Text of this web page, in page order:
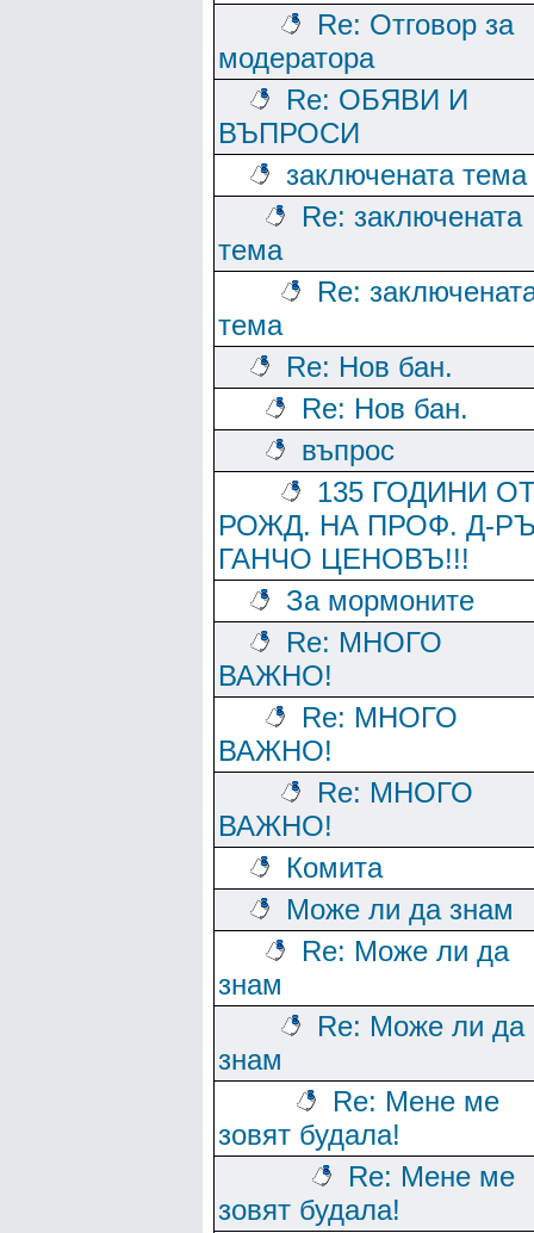
Re: Отговор за
модератора
Re: ОБЯВИ И
ВЪПРОСИ
заключената тема
Re: заключената
тема
Re:
тема
Re: Нов бан.
Re: Нов бан.
въпрос
135 ГОДИНИ
РОЖД. НА ПРОФ. Д-
ГАНЧО ЦЕНОВЪ!!!
За мормоните
Re: МНОГО
ВАЖНО!
Re: МНОГО
ВАЖНО!
Re: МНОГО
ВАЖНО!
Комита
Може ли да знам
Re: Може ли да
знам
Re: Може ли да
знам
Re: Мене ме
зовят будала!
Re: Мене ме
зовят будала!